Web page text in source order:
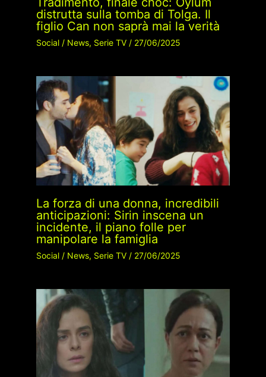
distrutta sulla tomba di Tolga. Il
figlio Can non saprà mai la verità
Social/ News, Serie TV/ 27/06/2025
La forza di una donna, incredibili
anticipazioni: Sirin inscena un
incidente, il piano folle per
manipolare la famiglia
Social/ News, Serie TV/ 27/06/2025